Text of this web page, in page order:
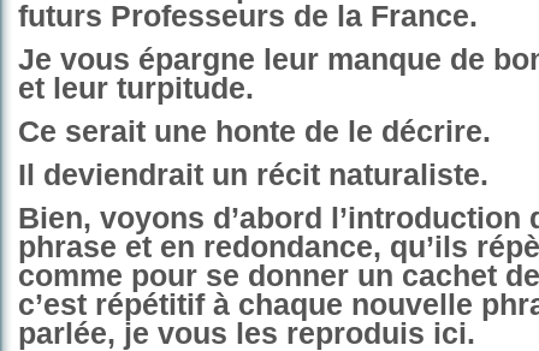
futurs Professeurs de la France.
Je vous épargne leur manque de
et leur turpitude.
Ce serait une honte de le décrire.
Il deviendrait un récit naturaliste.
Bien, voyons d’abord l’introduction
phrase et en redondance, qu’ils
comme pour se donner un cachet
c’est répétitif à chaque nouvelle
parlée, je vous les reproduis ici.